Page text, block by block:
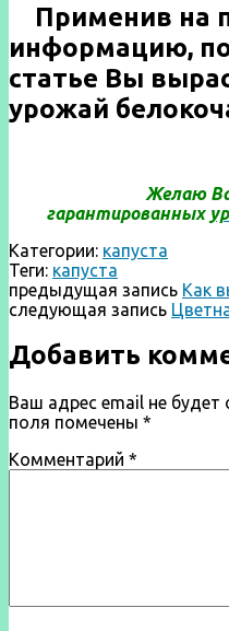
Применив на
информацию,
статье Вы
урожай
Желаю
гарантированных
Категории: капуста
Теги: капуста
предыдущая запись Как
следующая запись
Добавить
Ваш адрес email не будет
поля помечены *
Комментарий *